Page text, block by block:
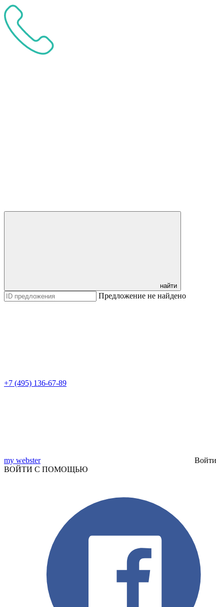
найти
Предложение не найдено
+7 (495) 136-67-89
my webster
Войти
ВОЙТИ С ПОМОЩЬЮ